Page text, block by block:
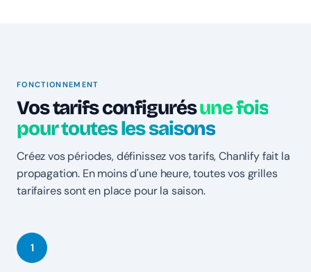
FONCTIONNEMENT
Vos tarifs configurésune fois
pour toutes les saisons
Créez vos périodes, définissez vos tarifs, Chanlify fait la
propagation. En moins d'une heure, toutes vos grilles
tarifaires sont en place pour la saison.